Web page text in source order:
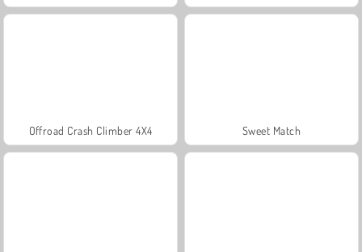
Offroad Crash Climber 4X4 Sweet Match